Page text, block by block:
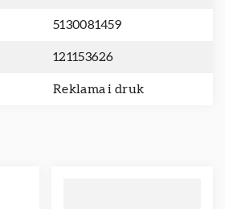
5130081459
121153626
Reklama i druk